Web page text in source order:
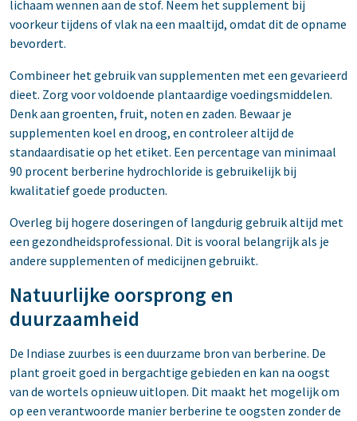
lichaam wennen aan de stof. Neem het supplement bij
voorkeur tijdens of vlak na een maaltijd, omdat dit de opname
bevordert.
Combineer het gebruik van supplementen met een gevarieerd
dieet. Zorg voor voldoende plantaardige voedingsmiddelen.
Denk aan groenten, fruit, noten en zaden. Bewaar je
supplementen koel en droog, en controleer altijd de
standaardisatie op het etiket. Een percentage van minimaal
90 procent berberine hydrochloride is gebruikelijk bij
kwalitatief goede producten.
Overleg bij hogere doseringen of langdurig gebruik altijd met
een gezondheidsprofessional. Dit is vooral belangrijk als je
andere supplementen of medicijnen gebruikt.
Natuurlijke oorsprong en
duurzaamheid
De Indiase zuurbes is een duurzame bron van berberine. De
plant groeit goed in bergachtige gebieden en kan na oogst
van de wortels opnieuw uitlopen. Dit maakt het mogelijk om
op een verantwoorde manier berberine te oogsten zonder de